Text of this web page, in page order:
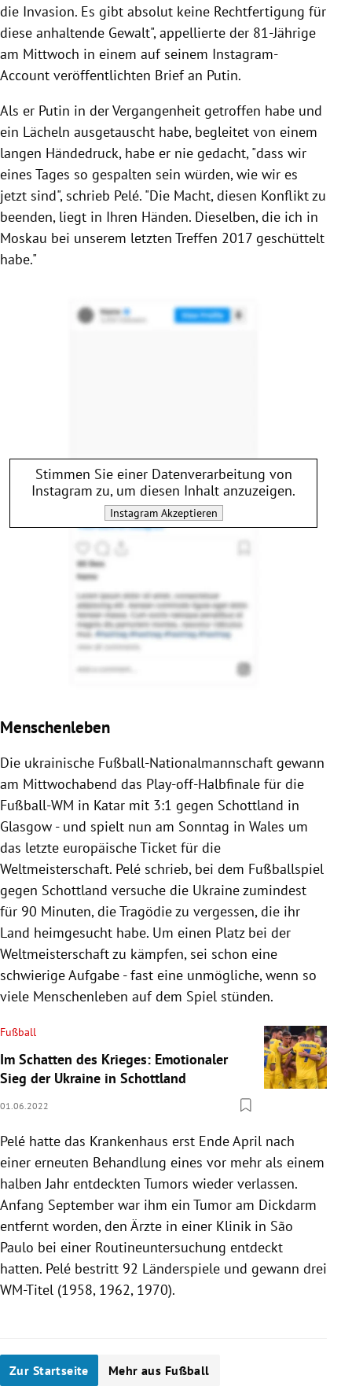
die Invasion. Es gibt absolut keine Rechtfertigung für
diese anhaltende Gewalt", appellierte der 81-Jährige
am Mittwoch in einem auf seinem Instagram-
Account veröffentlichten Brief an Putin.
Als er Putin in der Vergangenheit getroffen habe und
ein Lächeln ausgetauscht habe, begleitet von einem
langen Händedruck, habe er nie gedacht, "dass wir
eines Tages so gespalten sein würden, wie wir es
jetzt sind", schrieb Pelé. "Die Macht, diesen Konflikt zu
beenden, liegt in Ihren Händen. Dieselben, die ich in
Moskau bei unserem letzten Treffen 2017 geschüttelt
habe."
Stimmen Sie einer Datenverarbeitung von
Instagram zu, um diesen Inhalt anzuzeigen.
InstagramAkzeptieren
Menschenleben
Die ukrainische Fußball-Nationalmannschaft gewann
am Mittwochabend das Play-off-Halbfinale für die
Fußball-WM in Katar mit 3:1 gegen Schottland in
Glasgow - und spielt nun am Sonntag in Wales um
das letzte europäische Ticket für die
Weltmeisterschaft. Pelé schrieb, bei dem Fußballspiel
gegen Schottland versuche die Ukraine zumindest
für 90 Minuten, die Tragödie zu vergessen, die ihr
Land heimgesucht habe. Um einen Platz bei der
Weltmeisterschaft zu kämpfen, sei schon eine
schwierige Aufgabe - fast eine unmögliche, wenn so
viele Menschenleben auf dem Spiel stünden.
Fußball
Im Schatten des Krieges: Emotionaler
Sieg der Ukraine in Schottland
01.06.2022
Pelé hatte das Krankenhaus erst Ende April nach
einer erneuten Behandlung eines vor mehr als einem
halben Jahr entdeckten Tumors wieder verlassen.
Anfang September war ihm ein Tumor am Dickdarm
entfernt worden, den Ärzte in einer Klinik in São
Paulo bei einer Routineuntersuchung entdeckt
hatten. Pelé bestritt 92 Länderspiele und gewann drei
WM-Titel (1958, 1962, 1970).
Zur Startseite Mehr aus Fußball